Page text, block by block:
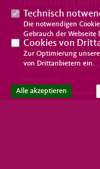
Frauen Union der
@2026 CDU Frauen-
Alle Rechte vorbehalten.
Technisch
Die notwendigen
Gebrauch der Webseite
Cookies von
Zur Optimierung
von Drittanbietern ein.
Alle akzeptieren